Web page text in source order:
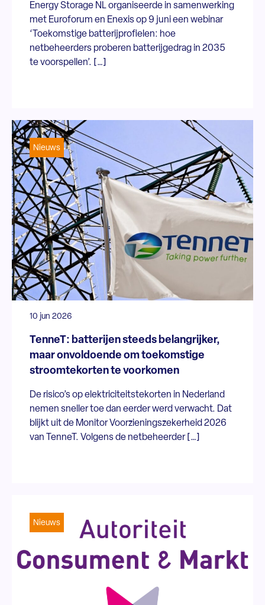
Energy Storage NL organiseerde in samenwerking
met Euroforum en Enexis op 9 juni een webinar
‘Toekomstige batterijprofielen: hoe
netbeheerders proberen batterijgedrag in 2035
te voorspellen’. […]
Nieuws
10 jun 2026
TenneT: batterijen steeds belangrijker,
maar onvoldoende om toekomstige
stroomtekorten te voorkomen
De risico’s op elektriciteitstekorten in Nederland
nemen sneller toe dan eerder werd verwacht. Dat
blijkt uit de Monitor Voorzieningszekerheid 2026
van TenneT. Volgens de netbeheerder […]
Nieuws